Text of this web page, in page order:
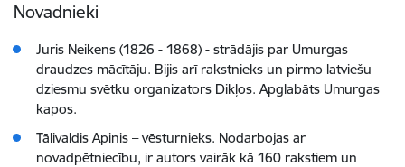
Novadnieki
Juris Neikens (1826 - 1868) - strādājis par Umurgas
draudzes mācītāju. Bijis arī rakstnieks un pirmo latviešu
dziesmu svētku organizators Dikļos. Apglabāts Umurgas
kapos.
Tālivaldis Apinis – vēsturnieks. Nodarbojas ar
novadpētniecību, ir autors vairāk kā 160 rakstiem un